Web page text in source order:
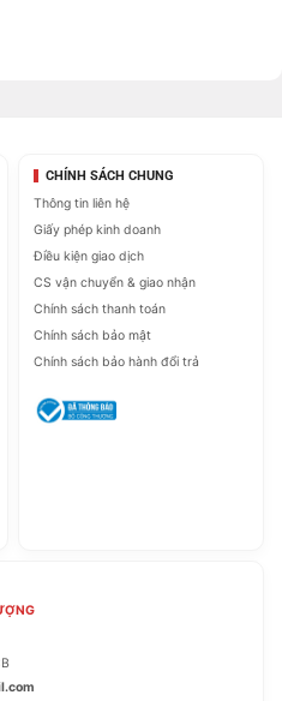
CHÍNH SÁCH CHUNG
Thông tin liên hệ
Giấy phép kinh doanh
Điều kiện giao dịch
CS vận chuyển & giao nhận
Chính sách thanh toán
Chính sách bảo mật
Chính sách bảo hành đổi trả